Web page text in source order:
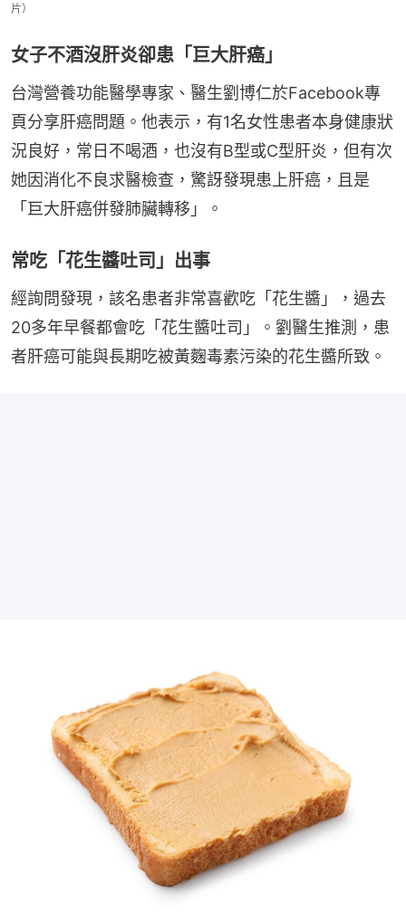
片）
女子不酒沒肝炎卻患「巨大肝癌」
台灣營養功能醫學專家、醫生劉博仁於Facebook專
頁分享肝癌問題。他表示，有1名女性患者本身健康狀
況良好，常日不喝酒，也沒有B型或C型肝炎，但有次
她因消化不良求醫檢查，驚訝發現患上肝癌，且是
「巨大肝癌併發肺臟轉移」。
常吃「花生醬吐司」出事
經詢問發現，該名患者非常喜歡吃「花生醬」，過去
20多年早餐都會吃「花生醬吐司」。劉醫生推測，患
者肝癌可能與長期吃被黃麴毒素污染的花生醬所致。